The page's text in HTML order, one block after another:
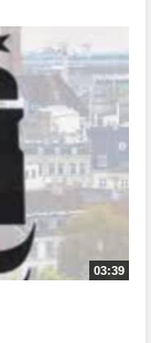
03:39